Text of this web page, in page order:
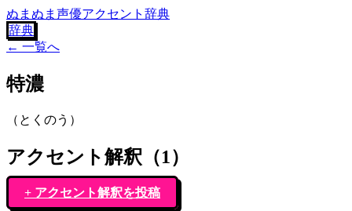
ぬまぬま声優アクセント辞典
辞典
← 一覧へ
特濃
（ とくのう ）
アクセント解釈（1）
+ アクセント解釈を投稿